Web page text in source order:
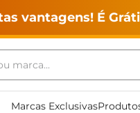
vantagens! É
marca...
Marcas Exclusivas